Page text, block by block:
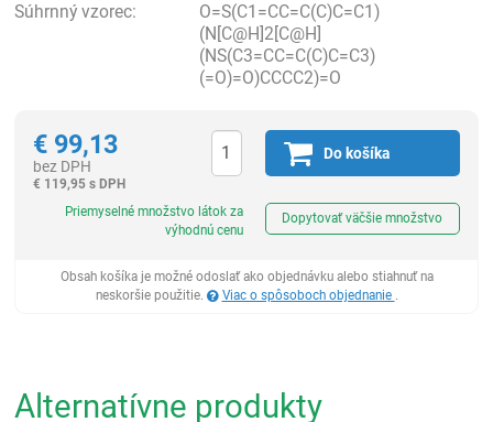
Súhrnný vzorec:
O=S(C1=CC=C(C)C=C1)
(N[C@H]2[C@H]
(NS(C3=CC=C(C)C=C3)
(=O)=O)CCCC2)=O
€ 99,13
bez DPH
€ 119,95 s DPH
Do košíka
Priemyselné množstvo látok za
výhodnú cenu
Dopytovať väčšie množstvo
Obsah košíka je možné odoslať ako objednávku alebo stiahnuť na
neskoršie použitie.
Viac o spôsoboch objednanie .
Alternatívne produkty